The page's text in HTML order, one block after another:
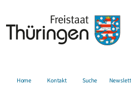
Home Kontakt Suche